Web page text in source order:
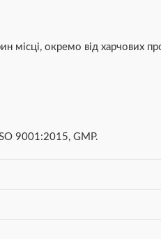
місці, окремо від харчових
9001:2015, GMP.